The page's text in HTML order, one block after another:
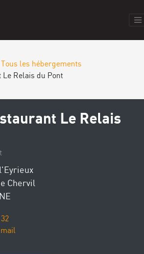
Tous les hébergements
Relais du Pont
Le Relais
Chervil